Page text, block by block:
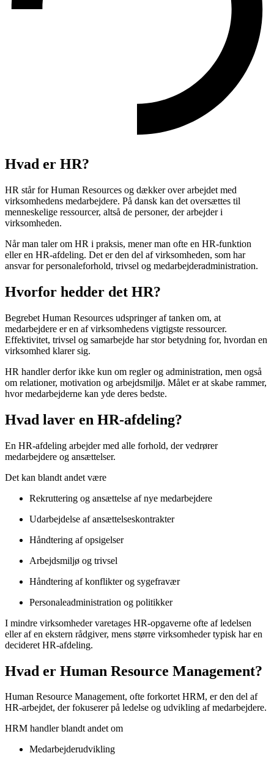
Hvad er HR?
HR står for Human Resources og dækker over arbejdet med
virksomhedens medarbejdere. På dansk kan det oversættes til
menneskelige ressourcer, altså de personer, der arbejder i
virksomheden.
Når man taler om HR i praksis, mener man ofte en HR-funktion
eller en HR-afdeling. Det er den del af virksomheden, som har
ansvar for personaleforhold, trivsel og medarbejderadministration.
Hvorfor hedder det HR?
Begrebet Human Resources udspringer af tanken om, at
medarbejdere er en af virksomhedens vigtigste ressourcer.
Effektivitet, trivsel og samarbejde har stor betydning for, hvordan en
virksomhed klarer sig.
HR handler derfor ikke kun om regler og administration, men også
om relationer, motivation og arbejdsmiljø. Målet er at skabe rammer,
hvor medarbejderne kan yde deres bedste.
Hvad laver en HR-afdeling?
En HR-afdeling arbejder med alle forhold, der vedrører
medarbejdere og ansættelser.
Det kan blandt andet være
Rekruttering og ansættelse af nye medarbejdere
Udarbejdelse af ansættelseskontrakter
Håndtering af opsigelser
Arbejdsmiljø og trivsel
Håndtering af konflikter og sygefravær
Personaleadministration og politikker
I mindre virksomheder varetages HR-opgaverne ofte af ledelsen
eller af en ekstern rådgiver, mens større virksomheder typisk har en
decideret HR-afdeling.
Hvad er Human Resource Management?
Human Resource Management, ofte forkortet HRM, er den del af
HR-arbejdet, der fokuserer på ledelse og udvikling af medarbejdere.
HRM handler blandt andet om
Medarbejderudvikling